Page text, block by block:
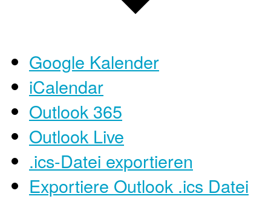
Google Kalender
iCalendar
Outlook 365
Outlook Live
.ics-Datei exportieren
Exportiere Outlook .ics Datei